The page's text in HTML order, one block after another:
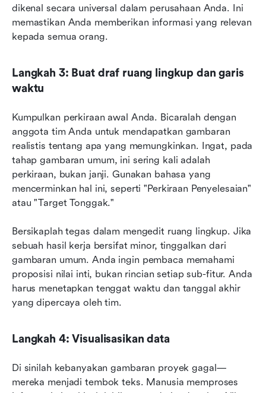
dikenal secara universal dalam perusahaan Anda. Ini
memastikan Anda memberikan informasi yang relevan
kepada semua orang.
Langkah 3: Buat draf ruang lingkup dan garis
waktu
Kumpulkan perkiraan awal Anda. Bicaralah dengan
anggota tim Anda untuk mendapatkan gambaran
realistis tentang apa yang memungkinkan. Ingat, pada
tahap gambaran umum, ini sering kali adalah
perkiraan, bukan janji. Gunakan bahasa yang
mencerminkan hal ini, seperti "Perkiraan Penyelesaian"
atau "Target Tonggak."
Bersikaplah tegas dalam mengedit ruang lingkup. Jika
sebuah hasil kerja bersifat minor, tinggalkan dari
gambaran umum. Anda ingin pembaca memahami
proposisi nilai inti, bukan rincian setiap sub-fitur. Anda
harus menetapkan tenggat waktu dan tanggal akhir
yang dipercaya oleh tim.
Langkah 4: Visualisasikan data
Di sinilah kebanyakan gambaran proyek gagal—
mereka menjadi tembok teks. Manusia memproses